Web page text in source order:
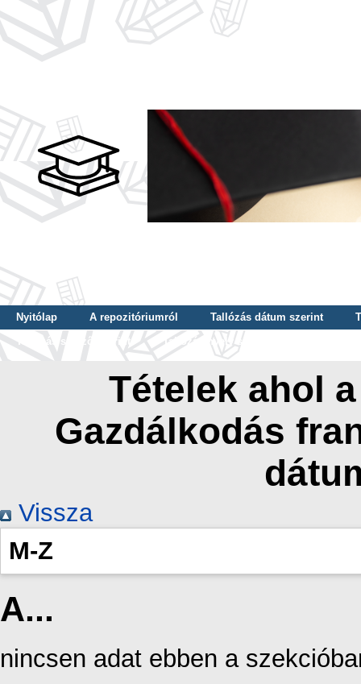
Nyitólap A repozitóriumról Tallózás dátum szerint
Tallózás szerző szerint
Tallózás nyelv szerint
Tételek ahol
Gazdálkodás
Vissza
M-Z
A...
nincsen adat ebben a